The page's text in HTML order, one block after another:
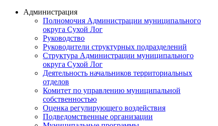
Администрация
Полномочия Администрации муниципального
округа Сухой Лог
Руководство
Руководители структурных подразделений
Структура Администрации муниципального
округа Сухой Лог
Деятельность начальников территориальных
отделов
Комитет по управлению муниципальной
собственностью
Оценка регулирующего воздействия
Подведомственные организации